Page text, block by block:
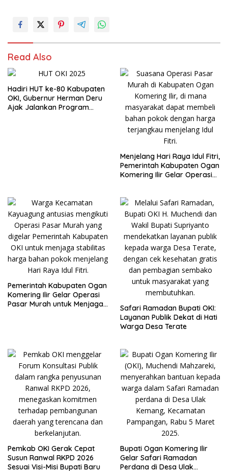
Read Also
Hadiri HUT ke-80 Kabupaten
OKI, Gubernur Herman Deru
Ajak Jalankan Program
Menjelang Hari Raya Idul Fitri,
Pemerintah Kabupaten Ogan
Komering Ilir Gelar Operasi
Pemerintah Kabupaten Ogan
Komering Ilir Gelar Operasi
Pasar Murah untuk Menjaga
Safari Ramadan Bupati OKI:
Layanan Publik Dekat di Hati
Warga Desa Terate
Pemkab OKI Gerak Cepat
Susun Ranwal RKPD 2026
Sesuai Visi-Misi Bupati Baru
Bupati Ogan Komering Ilir
Gelar Safari Ramadan
Perdana di Desa Ulak